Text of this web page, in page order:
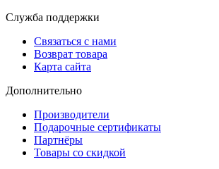
Служба поддержки
Связаться с нами
Возврат товара
Карта сайта
Дополнительно
Производители
Подарочные сертификаты
Партнёры
Товары со скидкой